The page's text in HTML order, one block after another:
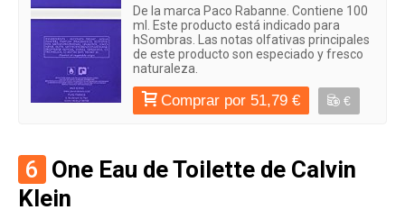
De la marca Paco Rabanne. Contiene 100
ml. Este producto está indicado para
hSombras. Las notas olfativas principales
de este producto son especiado y fresco
naturaleza.
Comprar por 51,79 € €
6 One Eau de Toilette de Calvin
Klein